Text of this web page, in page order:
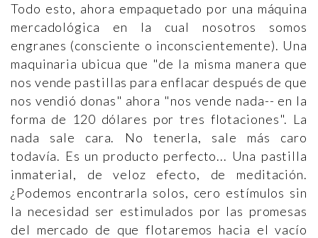
Todo esto, ahora empaquetado por una máquina
mercadológica en la cual nosotros somos
engranes (consciente o inconscientemente). Una
maquinaria ubicua que "de la misma manera que
nos vende pastillas para enflacar después de que
nos vendió donas" ahora "nos vende nada-- en la
forma de 120 dólares por tres flotaciones". La
nada sale cara. No tenerla, sale más caro
todavía. Es un producto perfecto... Una pastilla
inmaterial, de veloz efecto, de meditación.
¿Podemos encontrarla solos, cero estímulos sin
la necesidad ser estimulados por las promesas
del mercado de que flotaremos hacia el vacío